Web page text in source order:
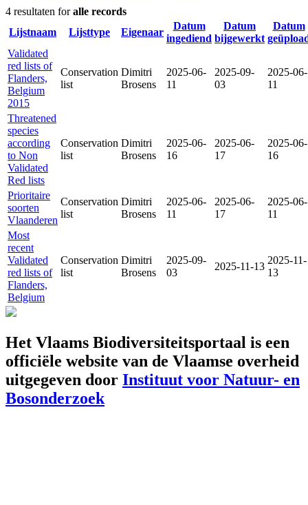
4 resultaten foralle records
Lijstnaam
Lijsttype Eigenaar
Datum
ingediend
Datum
bijgewerkt
Datum
Validated
red lists of
Flanders,
Belgium
2015
Conservation
list
Dimitri
Brosens
2025-06-
11
2025-09-
03
2025-06-
11
Threatened
species
according
to Non
Validated
Red lists
Conservation
list
Dimitri
Brosens
2025-06-
16
2025-06-
17
2025-06-
16
Prioritaire
soorten
Vlaanderen
Conservation
list
Dimitri
Brosens
2025-06-
11
2025-06-
17
2025-06-
11
Most
recent
Validated
red lists of
Flanders,
Belgium
Conservation
list
Dimitri
Brosens
2025-09-
03
2025-11-13
2025-11-
13
Het Vlaams Biodiversiteitsportaal is een
officiële website van de Vlaamse overheid
uitgegeven door Instituut voor Natuur- en
Bosonderzoek